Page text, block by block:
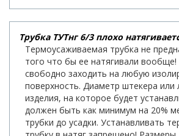
Трубка ТУТнг 6/3 плохо
Термоусаживаемая трубка не
того что бы ее натягивали
свободно заходить на любую
поверхность. Диаметр штекера или
изделия, на которое будет
должен быть как минимум на 20%
трубки до усадки. Устанавливать